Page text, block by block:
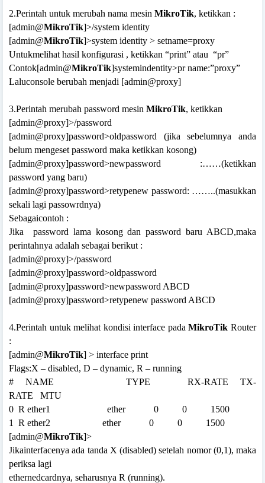
2.Perintah untuk merubah nama mesin MikroTik, ketikkan :
[admin@MikroTik]>/system identity
[admin@MikroTik]>system identity > setname=proxy
Untukmelihat hasil konfigurasi , ketikkan “print” atau “pr”
Contok[admin@MikroTik]systemindentity>pr name:”proxy”
Laluconsole berubah menjadi [admin@proxy]
3.Perintah merubah password mesin MikroTik, ketikkan
[admin@proxy]>/password
[admin@proxy]password>oldpassword (jika sebelumnya anda
belum mengeset password maka ketikkan kosong)
[admin@proxy]password>newpassword :……(ketikkan
password yang baru)
[admin@proxy]password>retypenew password: ……..(masukkan
sekali lagi passowrdnya)
Sebagaicontoh :
Jika
password lama kosong dan password baru ABCD,maka
perintahnya adalah sebagai berikut :
[admin@proxy]>/password
[admin@proxy]password>oldpassword
[admin@proxy]password>newpassword ABCD
[admin@proxy]password>retypenew password ABCD
4.Perintah untuk melihat kondisi interface padaMikroTik Router
:
[admin@MikroTik] > interface print
Flags:X – disabled, D – dynamic, R – running
#
NAME TYPE RX-RATE
TX-
RATE
MTU
0 R ether1 ether 0 0
1500
1
R ether2 ether 0 0
1500
[admin@MikroTik]>
Jikainterfacenya ada tanda X (disabled) setelah nomor (0,1), maka
periksa lagi
ethernedcardnya, seharusnya R (running).